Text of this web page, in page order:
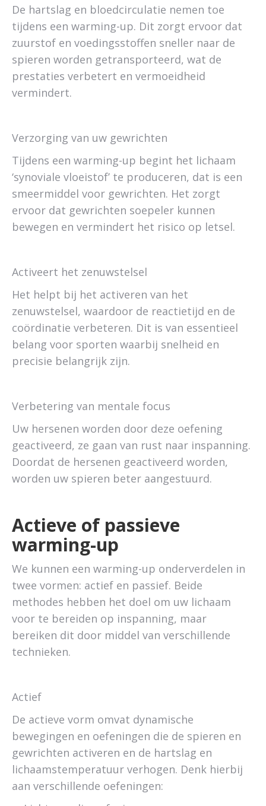
De hartslag en bloedcirculatie nemen toe
tijdens een warming-up. Dit zorgt ervoor dat
zuurstof en voedingsstoffen sneller naar de
spieren worden getransporteerd, wat de
prestaties verbetert en vermoeidheid
vermindert.
Verzorging van uw gewrichten
Tijdens een warming-up begint het lichaam
‘synoviale vloeistof’ te produceren, dat is een
smeermiddel voor gewrichten. Het zorgt
ervoor dat gewrichten soepeler kunnen
bewegen en vermindert het risico op letsel.
Activeert het zenuwstelsel
Het helpt bij het activeren van het
zenuwstelsel, waardoor de reactietijd en de
coördinatie verbeteren. Dit is van essentieel
belang voor sporten waarbij snelheid en
precisie belangrijk zijn.
Verbetering van mentale focus
Uw hersenen worden door deze oefening
geactiveerd, ze gaan van rust naar inspanning.
Doordat de hersenen geactiveerd worden,
worden uw spieren beter aangestuurd.
Actieve of passieve
warming-up
We kunnen een warming-up onderverdelen in
twee vormen: actief en passief. Beide
methodes hebben het doel om uw lichaam
voor te bereiden op inspanning, maar
bereiken dit door middel van verschillende
technieken.
Actief
De actieve vorm omvat dynamische
bewegingen en oefeningen die de spieren en
gewrichten activeren en de hartslag en
lichaamstemperatuur verhogen. Denk hierbij
aan verschillende oefeningen: